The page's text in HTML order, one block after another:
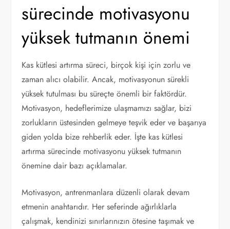
sürecinde motivasyonu
yüksek tutmanın önemi
Kas kütlesi artırma süreci, birçok kişi için zorlu ve
zaman alıcı olabilir. Ancak, motivasyonun sürekli
yüksek tutulması bu süreçte önemli bir faktördür.
Motivasyon, hedeflerimize ulaşmamızı sağlar, bizi
zorlukların üstesinden gelmeye teşvik eder ve başarıya
giden yolda bize rehberlik eder. İşte kas kütlesi
artırma sürecinde motivasyonu yüksek tutmanın
önemine dair bazı açıklamalar.
Motivasyon, antrenmanlara düzenli olarak devam
etmenin anahtarıdır. Her seferinde ağırlıklarla
çalışmak, kendinizi sınırlarınızın ötesine taşımak ve